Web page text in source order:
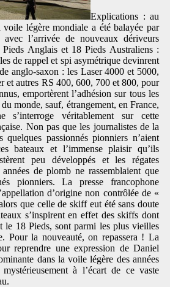
Explications : au
voile légère mondiale a été balayée par
l’arrivée de nouveaux dériveurs
Anglais et 18 Pieds Australiens :
de rappel et spi asymétrique devinrent
anglo-saxon : les Laser 4000 et 5000,
et autres RS 400, 600, 700 et 800, pour
emportèrent l’adhésion sur tous les
monde, sauf, étrangement, en France,
s’interroge véritablement sur cette
Non pas que les journalistes de la
quelques passionnés pionniers n’aient
bateaux et l’immense plaisir qu’ils
peu développés et les régates
de plomb ne rassemblaient que
pionniers. La presse francophone
d’origine non contrôlée de «
que celle de skiff eut été sans doute
s’inspirent en effet des skiffs dont
le 18 Pieds, sont parmi les plus vieilles
Pour la nouveauté, on repassera ! La
reprendre une expression de Daniel
dans la voile légère des années
à l’écart de ce vaste